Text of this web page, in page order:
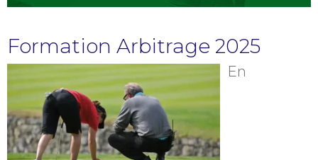
Formation Arbitrage 2025
En